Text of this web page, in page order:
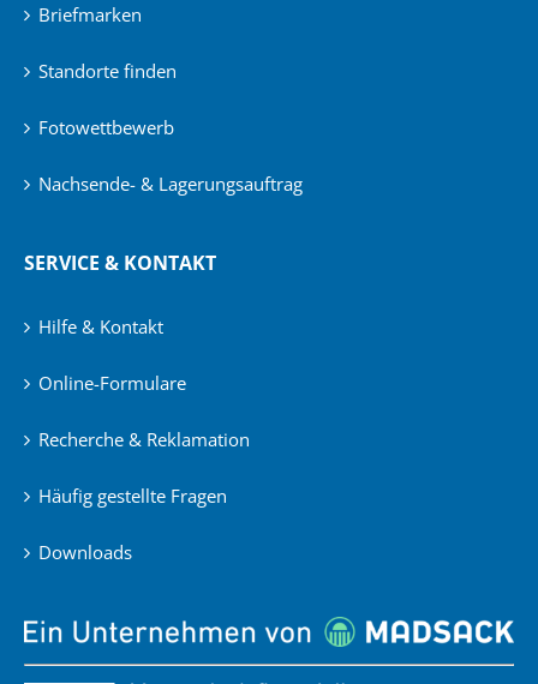
Briefmarken
Standorte finden
Fotowettbewerb
Nachsende- & Lagerungsauftrag
SERVICE & KONTAKT
Hilfe & Kontakt
Online-Formulare
Recherche & Reklamation
Häufig gestellte Fragen
Downloads